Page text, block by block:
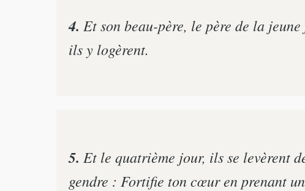
4. Et son beau-père, le père de la
ils y logèrent.
5. Et le quatrième jour, ils se levèrent
gendre : Fortifie ton cœur en prenant